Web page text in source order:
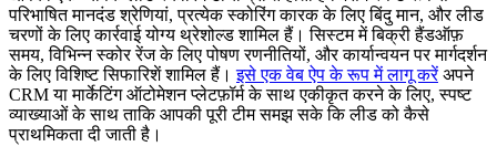
परिभाषित मानदंड श्रेणियां, प्रत्येक स्कोरिंग कारक के लिए बिंदु मान, और लीड
चरणों के लिए कार्रवाई योग्य थ्रेशोल्ड शामिल हैं। सिस्टम में बिक्री हैंडऑफ़
समय, विभिन्न स्कोर रेंज के लिए पोषण रणनीतियों, और कार्यान्वयन पर मार्गदर्शन
के लिए विशिष्ट सिफारिशें शामिल हैं।इसे एक वेब ऐप के रूप में लागू करेंअपने
CRM या मार्केटिंग ऑटोमेशन प्लेटफ़ॉर्म के साथ एकीकृत करने के लिए, स्पष्ट
व्याख्याओं के साथ ताकि आपकी पूरी टीम समझ सके कि लीड को कैसे
प्राथमिकता दी जाती है।